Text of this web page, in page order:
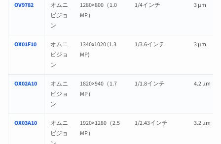
OV9782
オムニ
ビジョ
ン
1280×800（1.0
MP）
1/4インチ 3 µm
OX01F10
オムニ
ビジョ
ン
1340x1020 (1.3
MP)
1/3.6インチ 3 µm
OX02A10
オムニ
ビジョ
ン
1820×940（1.7
MP）
1/1.8インチ 4.2 µm
OX03A10
オムニ
ビジョ
1920×1280（2.5
MP）
1/2.43インチ 3.2 µm